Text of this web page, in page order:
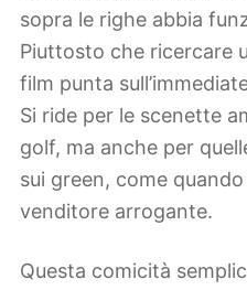
sopra le righe abbia
Piuttosto che ricercare
film punta
Si ride per le scenette
golf, ma anche per
sui green, come
venditore arrogante.
Questa comicità